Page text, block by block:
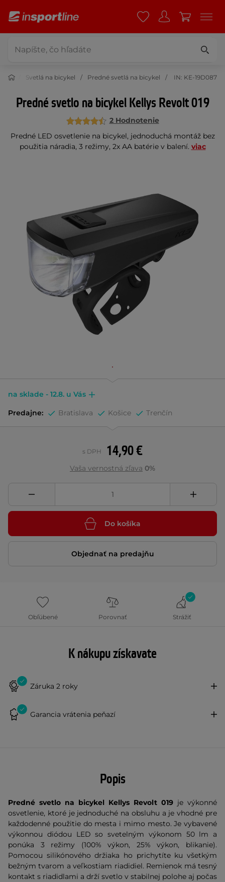
Svetlá na bicykel Predné svetlá na bicykel IN: KE-19D087
Predné svetlo na bicykel Kellys Revolt 019
2 Hodnotenie
Predné LED osvetlenie na bicykel, jednoduchá montáž bez
použitia náradia, 3 režimy, 2x AA batérie v balení. viac
na sklade - 12.8. u Vás
Predajne: Bratislava Košice Trenčín
14,90 €
s DPH
Vaša vernostná zľava 0%
Do košíka
Objednať na predajňu
Obľúbené Porovnať Strážiť
K nákupu získavate
Záruka 2 roky
Garancia vrátenia peňazí
Popis
Predné svetlo na bicykel Kellys Revolt 019 je výkonné
osvetlenie, ktoré je jednoduché na obsluhu a je vhodné pre
každodenné použitie do mesta i mimo mesto. Je vybavené
výkonnou diódou LED so svetelným výkonom 50 lm a
ponúka 3 režimy (100% výkon, 25% výkon, blikanie).
Pomocou silikónového držiaka ho prichytíte ku všetkým
bežným tvarom a veľkostiam riadidiel. Remienok má tesný
kontakt s riadidlami a drží svetlo v stabilnej polohe aj počas